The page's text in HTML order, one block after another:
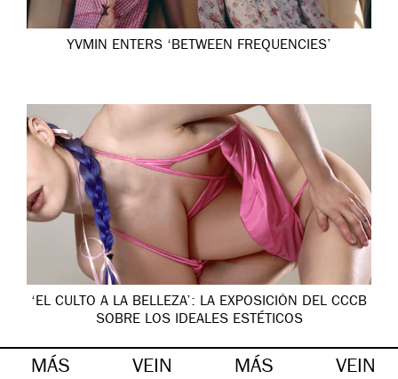
YVMIN ENTERS ‘BETWEEN FREQUENCIES’
‘EL CULTO A LA BELLEZA’: LA EXPOSICIÓN DEL CCCB
SOBRE LOS IDEALES ESTÉTICOS
MÁS VEIN MÁS VEIN